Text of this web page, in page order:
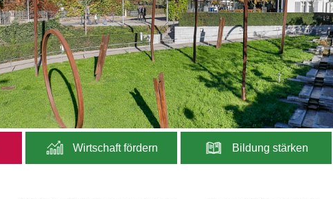
Wirtschaft fördern Bildung stärken